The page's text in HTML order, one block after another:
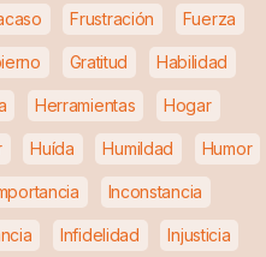
Frustración Fuerza
Gratitud Habilidad
Herramientas Hogar
Huída Humildad Humor
Inconstancia
Infidelidad Injusticia